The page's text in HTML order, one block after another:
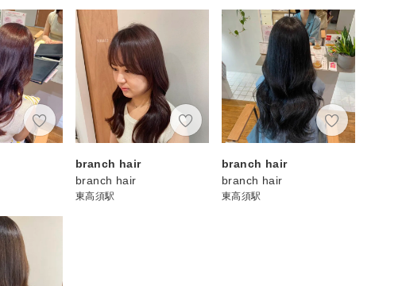
branch hair
branch hair
東高須駅
branch hair
branch hair
東高須駅